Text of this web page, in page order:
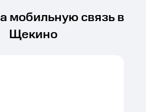
мобильную связь в
Щекино